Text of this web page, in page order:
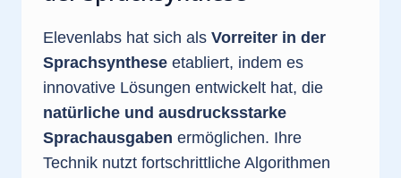
Elevenlabs hat sich als Vorreiter in der
Sprachsynthese etabliert, indem es
innovative Lösungen entwickelt hat, die
natürliche und ausdrucksstarke
Sprachausgaben ermöglichen. Ihre
Technik nutzt fortschrittliche Algorithmen